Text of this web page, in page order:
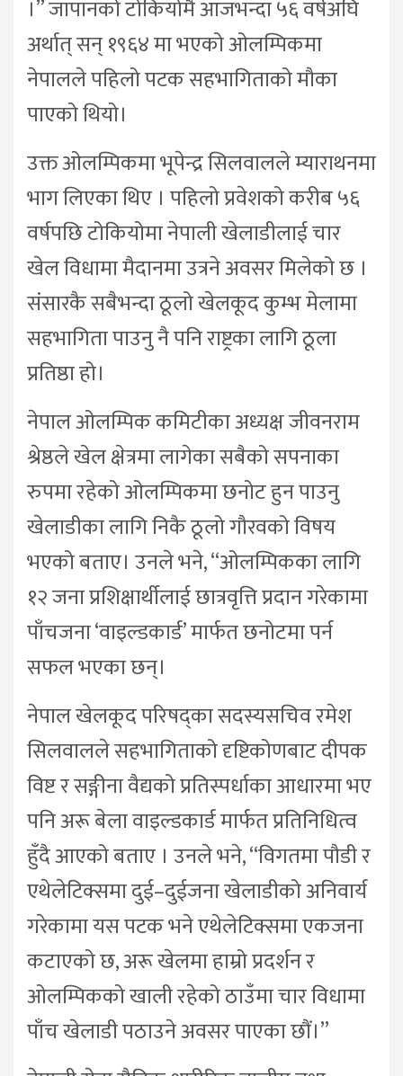
।” जापानको टोकियोमै आजभन्दा ५६ वर्षअघि
अर्थात् सन् १९६४ मा भएको ओलम्पिकमा
नेपालले पहिलो पटक सहभागिताको मौका
पाएको थियो।
उक्त ओलम्पिकमा भूपेन्द्र सिलवालले म्याराथनमा
भाग लिएका थिए । पहिलो प्रवेशको करीब ५६
वर्षपछि टोकियोमा नेपाली खेलाडीलाई चार
खेल विधामा मैदानमा उत्रने अवसर मिलेको छ ।
संसारकै सबैभन्दा ठूलो खेलकूद कुम्भ मेलामा
सहभागिता पाउनु नै पनि राष्ट्रका लागि ठूला
प्रतिष्ठा हो।
नेपाल ओलम्पिक कमिटीका अध्यक्ष जीवनराम
श्रेष्ठले खेल क्षेत्रमा लागेका सबैको सपनाका
रुपमा रहेको ओलम्पिकमा छनोट हुन पाउनु
खेलाडीका लागि निकै ठूलो गौरवको विषय
भएको बताए। उनले भने, “ओलम्पिकका लागि
१२ जना प्रशिक्षार्थीलाई छात्रवृत्ति प्रदान गरेकामा
पाँचजना ‘वाइल्डकार्ड’ मार्फत छनोटमा पर्न
सफल भएका छन्।
नेपाल खेलकूद परिषद्का सदस्यसचिव रमेश
सिलवालले सहभागिताको दृष्टिकोणबाट दीपक
विष्ट र सङ्गीना वैद्यको प्रतिस्पर्धाका आधारमा भए
पनि अरू बेला वाइल्डकार्ड मार्फत प्रतिनिधित्व
हुँदै आएको बताए । उनले भने, “विगतमा पौडी र
एथेलेटिक्समा दुई–दुईजना खेलाडीको अनिवार्य
गरेकामा यस पटक भने एथेलेटिक्समा एकजना
कटाएको छ, अरू खेलमा हाम्रो प्रदर्शन र
ओलम्पिकको खाली रहेको ठाउँमा चार विधामा
पाँच खेलाडी पठाउने अवसर पाएका छौं।”